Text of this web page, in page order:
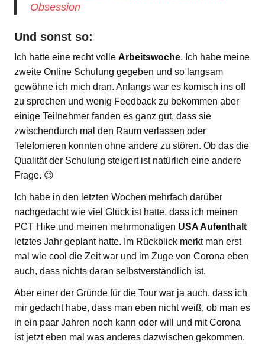
Obsession
Und sonst so:
Ich hatte eine recht volle Arbeitswoche. Ich habe meine
zweite Online Schulung gegeben und so langsam
gewöhne ich mich dran. Anfangs war es komisch ins off
zu sprechen und wenig Feedback zu bekommen aber
einige Teilnehmer fanden es ganz gut, dass sie
zwischendurch mal den Raum verlassen oder
Telefonieren konnten ohne andere zu stören. Ob das die
Qualität der Schulung steigert ist natürlich eine andere
Frage. 😉
Ich habe in den letzten Wochen mehrfach darüber
nachgedacht wie viel Glück ist hatte, dass ich meinen
PCT Hike und meinen mehrmonatigen USA Aufenthalt
letztes Jahr geplant hatte. Im Rückblick merkt man erst
mal wie cool die Zeit war und im Zuge von Corona eben
auch, dass nichts daran selbstverständlich ist.
Aber einer der Gründe für die Tour war ja auch, dass ich
mir gedacht habe, dass man eben nicht weiß, ob man es
in ein paar Jahren noch kann oder will und mit Corona
ist jetzt eben mal was anderes dazwischen gekommen.